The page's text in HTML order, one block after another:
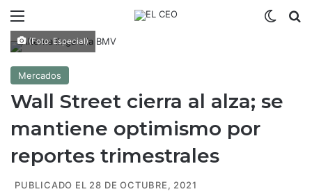
(Foto: Especial)
Mercados
Wall Street cierra al alza; se
mantiene optimismo por
reportes trimestrales
PUBLICADO EL 28 DE OCTUBRE, 2021